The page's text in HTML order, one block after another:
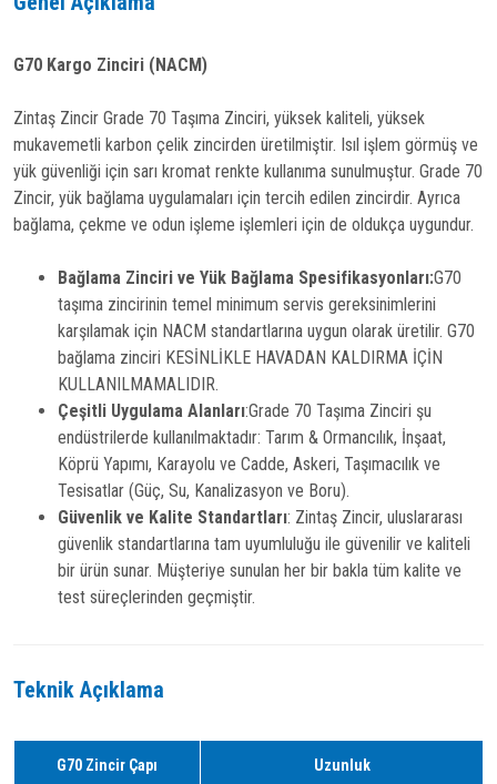
G70 Kargo Zinciri (NACM)
Zintaş Zincir Grade 70 Taşıma Zinciri, yüksek kaliteli, yüksek
mukavemetli karbon çelik zincirden üretilmiştir. Isıl işlem görmüş ve
yük güvenliği için sarı kromat renkte kullanıma sunulmuştur. Grade 70
Zincir, yük bağlama uygulamaları için tercih edilen zincirdir. Ayrıca
bağlama, çekme ve odun işleme işlemleri için de oldukça uygundur.
Bağlama Zinciri ve Yük Bağlama Spesifikasyonları:G70
taşıma zincirinin temel minimum servis gereksinimlerini
karşılamak için NACM standartlarına uygun olarak üretilir. G70
bağlama zinciri KESİNLİKLE HAVADAN KALDIRMA İÇİN
KULLANILMAMALIDIR.
Çeşitli Uygulama Alanları:Grade 70 Taşıma Zinciri şu
endüstrilerde kullanılmaktadır: Tarım & Ormancılık, İnşaat,
Köprü Yapımı, Karayolu ve Cadde, Askeri, Taşımacılık ve
Tesisatlar (Güç, Su, Kanalizasyon ve Boru).
Güvenlik ve Kalite Standartları: Zintaş Zincir, uluslararası
güvenlik standartlarına tam uyumluluğu ile güvenilir ve kaliteli
bir ürün sunar. Müşteriye sunulan her bir bakla tüm kalite ve
test süreçlerinden geçmiştir.
Teknik Açıklama
G70 Zincir Çapı Uzunluk